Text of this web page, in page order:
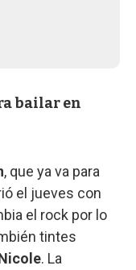
bailar en
, que ya va para
el jueves con
el rock por lo
tintes
. La